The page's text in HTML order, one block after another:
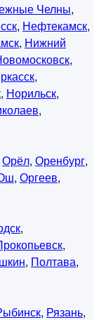
Челны,
, Нефтекамск,
, Нижний
,
,
, Норильск,
,
Орёл, Оренбург,
, Оргеев,
,
,
, Полтава,
, Рязань,